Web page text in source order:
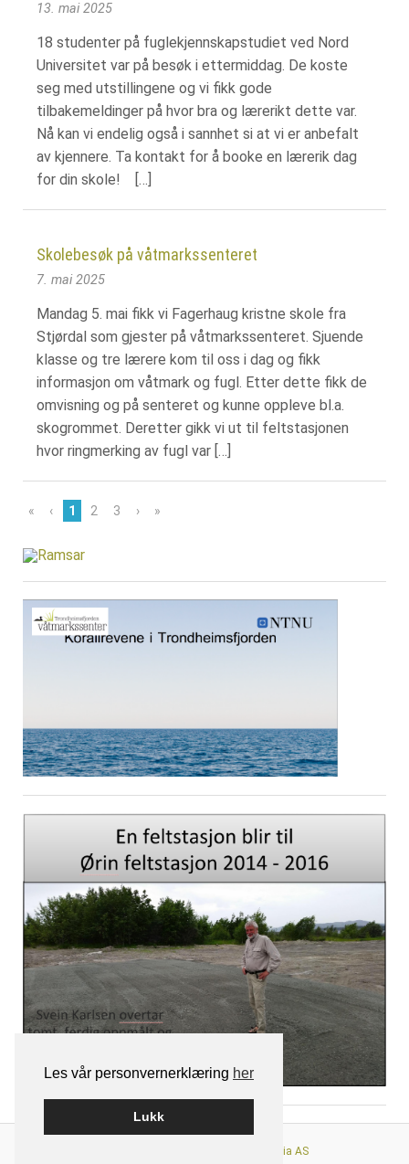
Les vår personvernerklæring her
Lukk
13. mai 2025
18 studenter på fuglekjennskapstudiet ved Nord
Universitet var på besøk i ettermiddag. De koste
seg med utstillingene og vi fikk gode
tilbakemeldinger på hvor bra og lærerikt dette var.
Nå kan vi endelig også i sannhet si at vi er anbefalt
av kjennere. Ta kontakt for å booke en lærerik dag
for din skole! […]
Skolebesøk på våtmarkssenteret
7. mai 2025
Mandag 5. mai fikk vi Fagerhaug kristne skole fra
Stjørdal som gjester på våtmarkssenteret. Sjuende
klasse og tre lærere kom til oss i dag og fikk
informasjon om våtmark og fugl. Etter dette fikk de
omvisning og på senteret og kunne oppleve bl.a.
skogrommet. Deretter gikk vi ut til feltstasjonen
hvor ringmerking av fugl var […]
« ‹ 1 2 3 › »
Smart Media AS